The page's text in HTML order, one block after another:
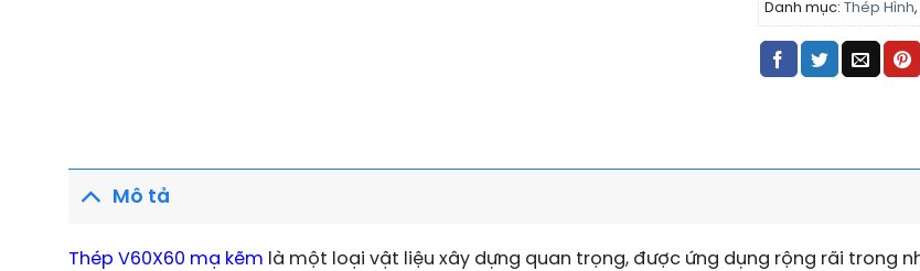
Danh mục: Thép Hình,
Mô tả
Thép V60X60 mạ kẽm là một loại vật liệu xây dựng quan trọng, được ứng dụng rộng rãi trong